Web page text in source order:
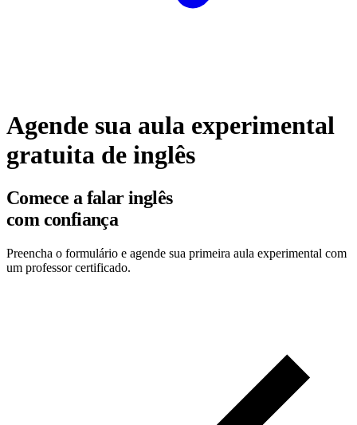
Agende sua aula experimental
gratuita de inglês
Comece a falar inglês
com confiança
Preencha o formulário e agende sua primeira aula experimental com
um professor certificado.